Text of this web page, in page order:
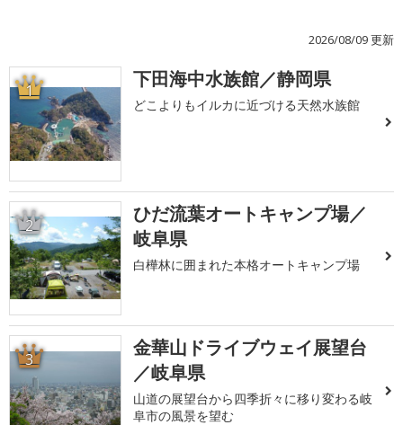
2026/08/09 更新
1 下田海中水族館／静岡県
どこよりもイルカに近づける天然水族館
2
ひだ流葉オートキャンプ場／
岐阜県
白樺林に囲まれた本格オートキャンプ場
3
金華山ドライブウェイ展望台
／岐阜県
山道の展望台から四季折々に移り変わる岐
阜市の風景を望む